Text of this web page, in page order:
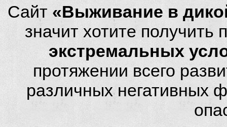
Сайт «Выживание в
значит хотите
экстремальных
протяжении всего
различных негативных